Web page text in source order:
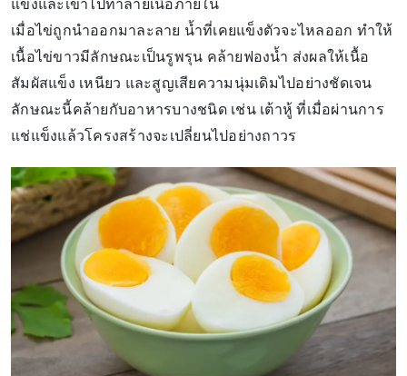
แข็งและเข้าไปทำลายเนื้อภายใน
เมื่อไข่ถูกนำออกมาละลาย น้ำที่เคยแข็งตัวจะไหลออก ทำให้
เนื้อไข่ขาวมีลักษณะเป็นรูพรุน คล้ายฟองน้ำ ส่งผลให้เนื้อ
สัมผัสแข็ง เหนียว และสูญเสียความนุ่มเดิมไปอย่างชัดเจน
ลักษณะนี้คล้ายกับอาหารบางชนิด เช่น เต้าหู้ ที่เมื่อผ่านการ
แช่แข็งแล้วโครงสร้างจะเปลี่ยนไปอย่างถาวร